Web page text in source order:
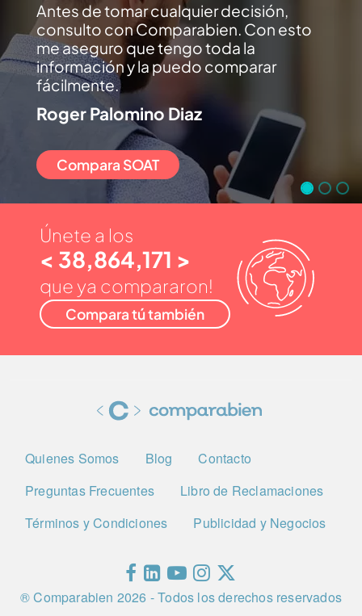
Antes de tomar cualquier decisión,
consulto con Comparabien. Con esto
me aseguro que tengo toda la
información y la puedo comparar
fácilmente.
Roger Palomino Diaz
Compara SOAT
Únete a los
< 38,864,171 >
que ya compararon!
Compara tú también
Quienes Somos Blog
Contacto
Preguntas Frecuentes
Libro de Reclamaciones
Términos y Condiciones
Publicidad y Negocios
® Comparabien 2026 - Todos los derechos reservados